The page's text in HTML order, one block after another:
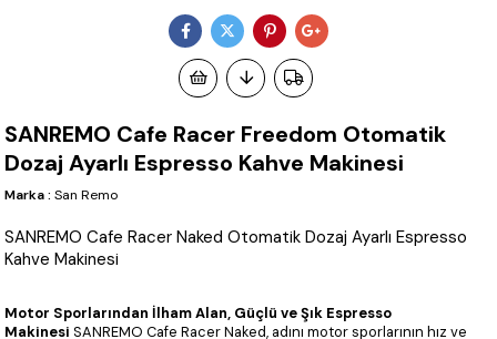
SANREMO Cafe Racer Freedom Otomatik
Dozaj Ayarlı Espresso Kahve Makinesi
Marka : San Remo
SANREMO Cafe Racer Naked Otomatik Dozaj Ayarlı Espresso
Kahve Makinesi
Motor Sporlarından İlham Alan, Güçlü ve Şık Espresso
Makinesi SANREMO Cafe Racer Naked, adını motor sporlarının hız ve